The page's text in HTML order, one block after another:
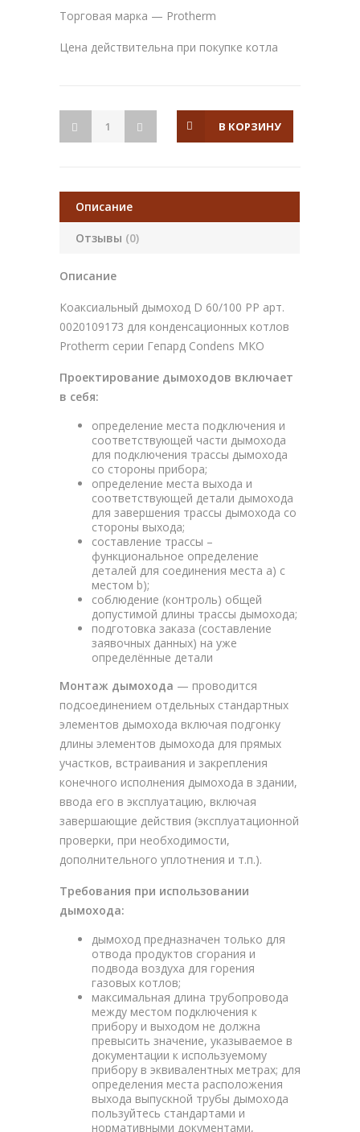
Торговая марка — Protherm
Цена действительна при покупке котла
В КОРЗИНУ
Описание
Отзывы (0)
Описание
Коаксиальный дымоход D 60/100 PP арт.
0020109173 для конденсационных котлов
Protherm серии Гепард Condens МКО
Проектирование дымоходов включает
в себя:
определение места подключения и
соответствующей части дымохода
для подключения трассы дымохода
со стороны прибора;
определение места выхода и
соответствующей детали дымохода
для завершения трассы дымохода со
стороны выхода;
составление трассы –
функциональное определение
деталей для соединения места a) с
местом b);
соблюдение (контроль) общей
допустимой длины трассы дымохода;
подготовка заказа (составление
заявочных данных) на уже
определённые детали
Монтаж дымохода — проводится
подсоединением отдельных стандартных
элементов дымохода включая подгонку
длины элементов дымохода для прямых
участков, встраивания и закрепления
конечного исполнения дымохода в здании,
ввода его в эксплуатацию, включая
завершающие действия (эксплуатационной
проверки, при необходимости,
дополнительного уплотнения и т.п.).
Требования при использовании
дымохода:
дымоход предназначен только для
отвода продуктов сгорания и
подвода воздуха для горения
газовых котлов;
максимальная длина трубопровода
между местом подключения к
прибору и выходом не должна
превысить значение, указываемое в
документации к используемому
прибору в эквивалентных метрах; для
определения места расположения
выхода выпускной трубы дымохода
пользуйтесь стандартами и
нормативными документами,